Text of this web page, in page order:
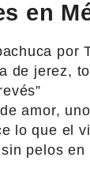
en
por
de jerez,
amor,
lo que el
pelos en